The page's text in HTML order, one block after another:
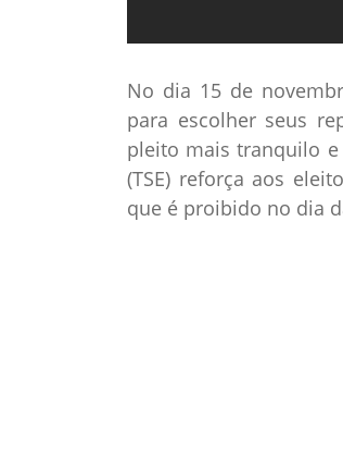
No dia 15 de
para escolher seus
pleito mais tranquilo
(TSE) reforça aos
que é proibido no dia